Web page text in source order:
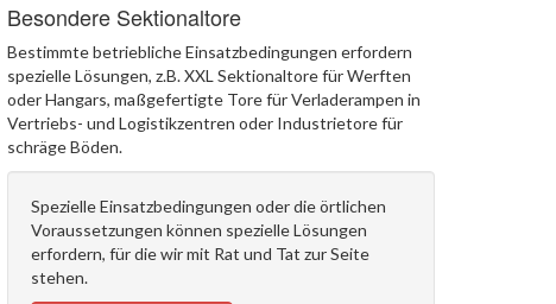
Besondere Sektionaltore
Bestimmte betriebliche Einsatzbedingungen erfordern
spezielle Lösungen, z.B. XXL Sektionaltore für Werften
oder Hangars, maßgefertigte Tore für Verladerampen in
Vertriebs- und Logistikzentren oder Industrietore für
schräge Böden.
Spezielle Einsatzbedingungen oder die örtlichen
Voraussetzungen können spezielle Lösungen
erfordern, für die wir mit Rat und Tat zur Seite
stehen.